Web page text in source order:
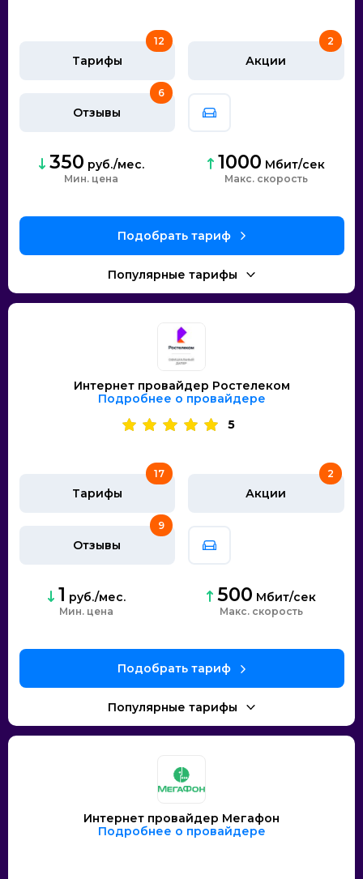
Тарифы
12
Акции
2
Отзывы
6
350 руб./мес.
Мин. цена
1000 Мбит/сек
скорость
Интернет провайдер Ростелеком
Подробнее о провайдере
5
Тарифы
17
Акции
2
Отзывы
9
1 руб./мес.
Мин. цена
500 Мбит/сек
скорость
Интернет провайдер Мегафон
Подробнее о провайдере